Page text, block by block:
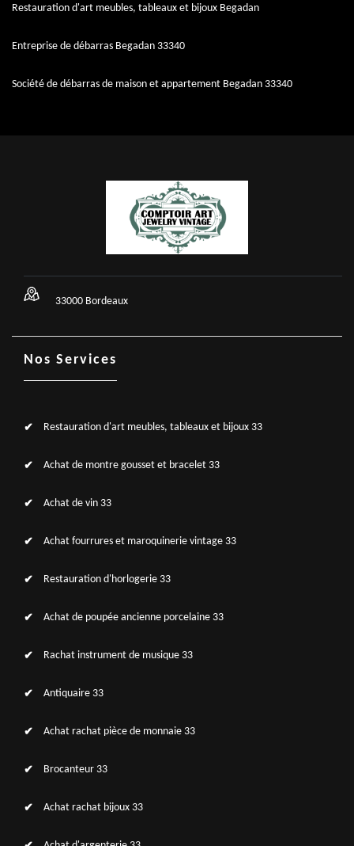
Restauration d'art meubles, tableaux et bijoux Begadan
Entreprise de débarras Begadan 33340
Société de débarras de maison et appartement Begadan 33340
33000 Bordeaux
Nos Services
Restauration d'art meubles, tableaux et bijoux 33
Achat de montre gousset et bracelet 33
Achat de vin 33
Achat fourrures et maroquinerie vintage 33
Restauration d'horlogerie 33
Achat de poupée ancienne porcelaine 33
Rachat instrument de musique 33
Antiquaire 33
Achat rachat pièce de monnaie 33
Brocanteur 33
Achat rachat bijoux 33